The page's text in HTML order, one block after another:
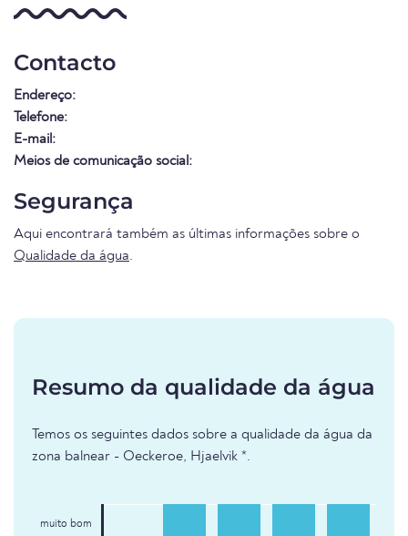
Contacto
Endereço:
Telefone:
E-mail:
Meios de comunicação social:
Segurança
Aqui encontrará também as últimas informações sobre o
Qualidade da água.
Resumo da qualidade da água
Temos os seguintes dados sobre a qualidade da água da
zona balnear - Oeckeroe, Hjaelvik *.
muito bom